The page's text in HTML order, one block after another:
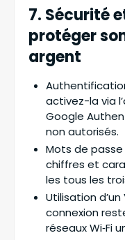
7. Sécurité
protéger
argent
activez-la via
Google
non autorisés.
Mots de
chiffres et
les tous les
Utilisation
connexion
réseaux Wi‑Fi